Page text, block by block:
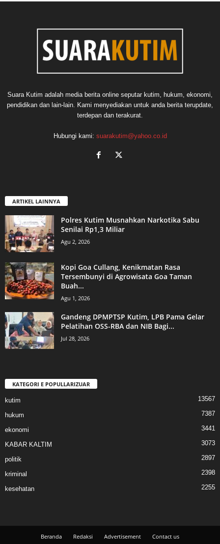
Suara Kutim adalah media berita online seputar kutim, hukum, ekonomi,
pendidikan dan lain-lain. Kami menyediakan untuk anda berita terupdate,
terdepan dan terakurat.
Hubungi kami: suarakutim@yahoo.co.id
ARTIKEL LAINNYA
Polres Kutim Musnahkan Narkotika Sabu
Senilai Rp1,3 Miliar
Agu 2, 2026
Kopi Goa Cullang, Kenikmatan Rasa
Tersembunyi di Agrowisata Goa Taman
Buah...
Agu 1, 2026
Gandeng DPMPTSP Kutim, LPB Pama Gelar
Pelatihan OSS-RBA dan NIB Bagi...
Jul 28, 2026
KATEGORI E POPULLARIZUAR
kutim 13567
hukum 7387
ekonomi 3441
KABAR KALTIM 3073
politik 2897
kriminal 2398
kesehatan 2255
Beranda Redaksi Advertisement Contact us